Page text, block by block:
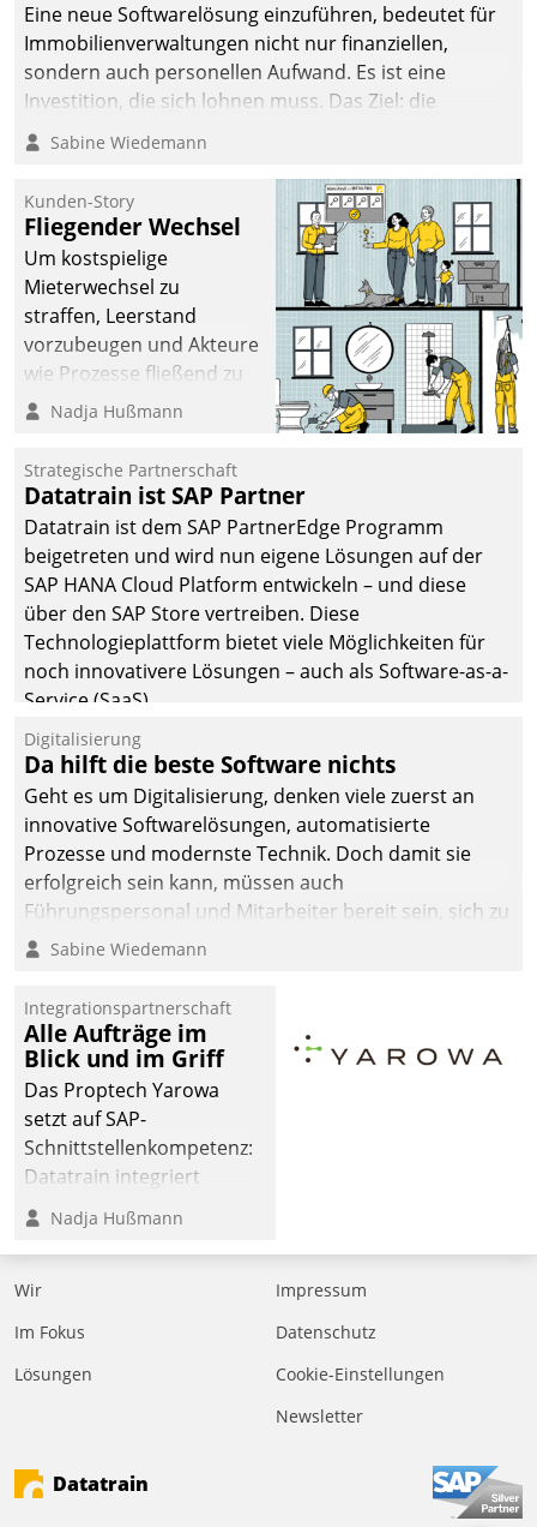
Eine neue Softwarelösung einzuführen, bedeutet für
Immobilienverwaltungen nicht nur finanziellen,
sondern auch personellen Aufwand. Es ist eine
Investition, die sich lohnen muss. Das Ziel: die
nachhaltige Optimierung der Geschäftsabläufe. Damit
dieses Ziel erreicht wird, sollten einige Grundregeln
Sabine Wiedemann
Kunden-Story
Fliegender Wechsel
Um kostspielige
Mieterwechsel zu
straffen, Leerstand
vorzubeugen und Akteure
wie Prozesse fließend zu
vernetzen, nutzt die
Jahresbeginn eine
Überblick, Einsicht und
Eingriff bietende Lösung.
Zur Entwicklung setzte
man auf
Cloudtechnologie,
bewährte und Startup-
Partner sowie erstmals
agile Projektmethoden.
Nadja Hußmann
Strategische Partnerschaft
Datatrain ist SAP Partner
Datatrain ist dem SAP PartnerEdge Programm
beigetreten und wird nun eigene Lösungen auf der
SAP HANA Cloud Platform entwickeln – und diese
über den SAP Store vertreiben. Diese
Technologieplattform bietet viele Möglichkeiten für
noch innovativere Lösungen – auch als Software-as-a-
Service (SaaS).
Digitalisierung
Da hilft die beste Software nichts
Geht es um Digitalisierung, denken viele zuerst an
innovative Softwarelösungen, automatisierte
Prozesse und modernste Technik. Doch damit sie
erfolgreich sein kann, müssen auch
Führungspersonal und Mitarbeiter bereit sein, sich zu
verändern und anzupassen, sonst werden sie an ihr
Sabine Wiedemann
Integrationspartnerschaft
Alle Aufträge im
Blick und im Griff
Das Proptech Yarowa
setzt auf SAP-
Schnittstellenkompetenz:
Datatrain integriert
Yarowas Portal zur
Vergabe und Verwaltung
von Aufträgen der
operativen
Instandhaltung in die
deutscher
den Weg vom
Mieteranliegen zum
Nadja Hußmann
Wir
Im Fokus
Lösungen
Impressum
Datenschutz
Cookie-Einstellungen
Newsletter
Datatrain